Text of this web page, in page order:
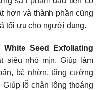
hơn và thành phần cũng
tối ưu cho người dùng.
Seed Exfoliating
siêu nhỏ mịn. Giúp làm
bã nhờn, tăng cường
Giúp lỗ chân lông thoáng